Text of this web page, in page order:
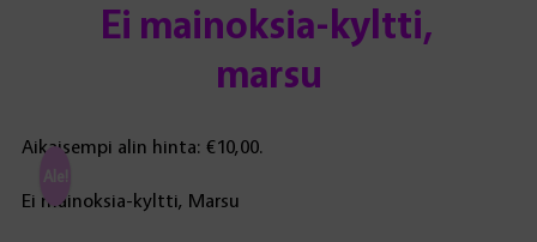
Ei mainoksia-kyltti,
marsu
Ale!
Aikaisempi alin hinta: €10,00.
Ei mainoksia-kyltti, Marsu